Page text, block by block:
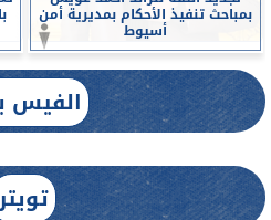
بمباحث تنفيذ الأحكام بمديرية أمن
أسيوط
الفيس